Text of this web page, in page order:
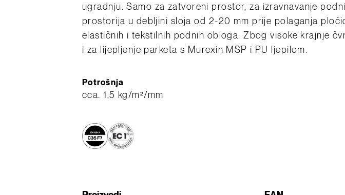
ugradnju. Samo za zatvoreni prostor, za izravnavanje
prostorija u debljini sloja od 2-20 mm prije polaganja
elastičnih i tekstilnih podnih obloga. Zbog visoke krajnje
i za lijepljenje parketa s Murexin MSP i PU ljepilom.
Potrošnja
cca. 1,5 kg/m²/mm